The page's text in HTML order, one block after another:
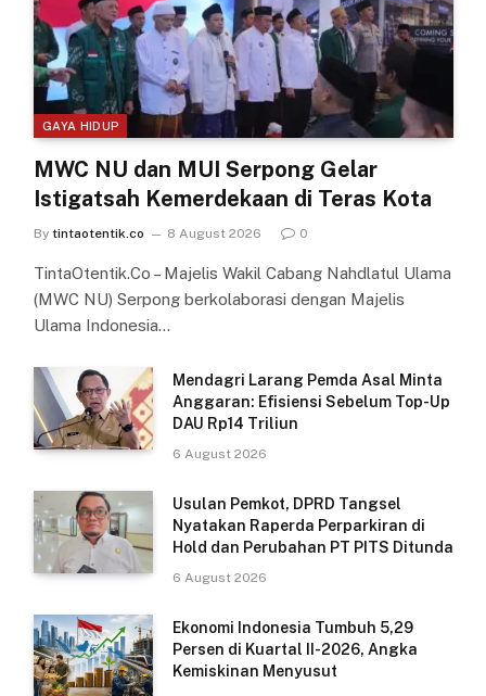
GAYA HIDUP
MWC NU dan MUI Serpong Gelar
Istigatsah Kemerdekaan di Teras Kota
By tintaotentik.co 8 August 2026 0
TintaOtentik.Co – Majelis Wakil Cabang Nahdlatul Ulama
(MWC NU) Serpong berkolaborasi dengan Majelis
Ulama Indonesia…
Mendagri Larang Pemda Asal Minta
Anggaran: Efisiensi Sebelum Top-Up
DAU Rp14 Triliun
6 August 2026
Usulan Pemkot, DPRD Tangsel
Nyatakan Raperda Perparkiran di
Hold dan Perubahan PT PITS Ditunda
6 August 2026
Ekonomi Indonesia Tumbuh 5,29
Persen di Kuartal II-2026, Angka
Kemiskinan Menyusut